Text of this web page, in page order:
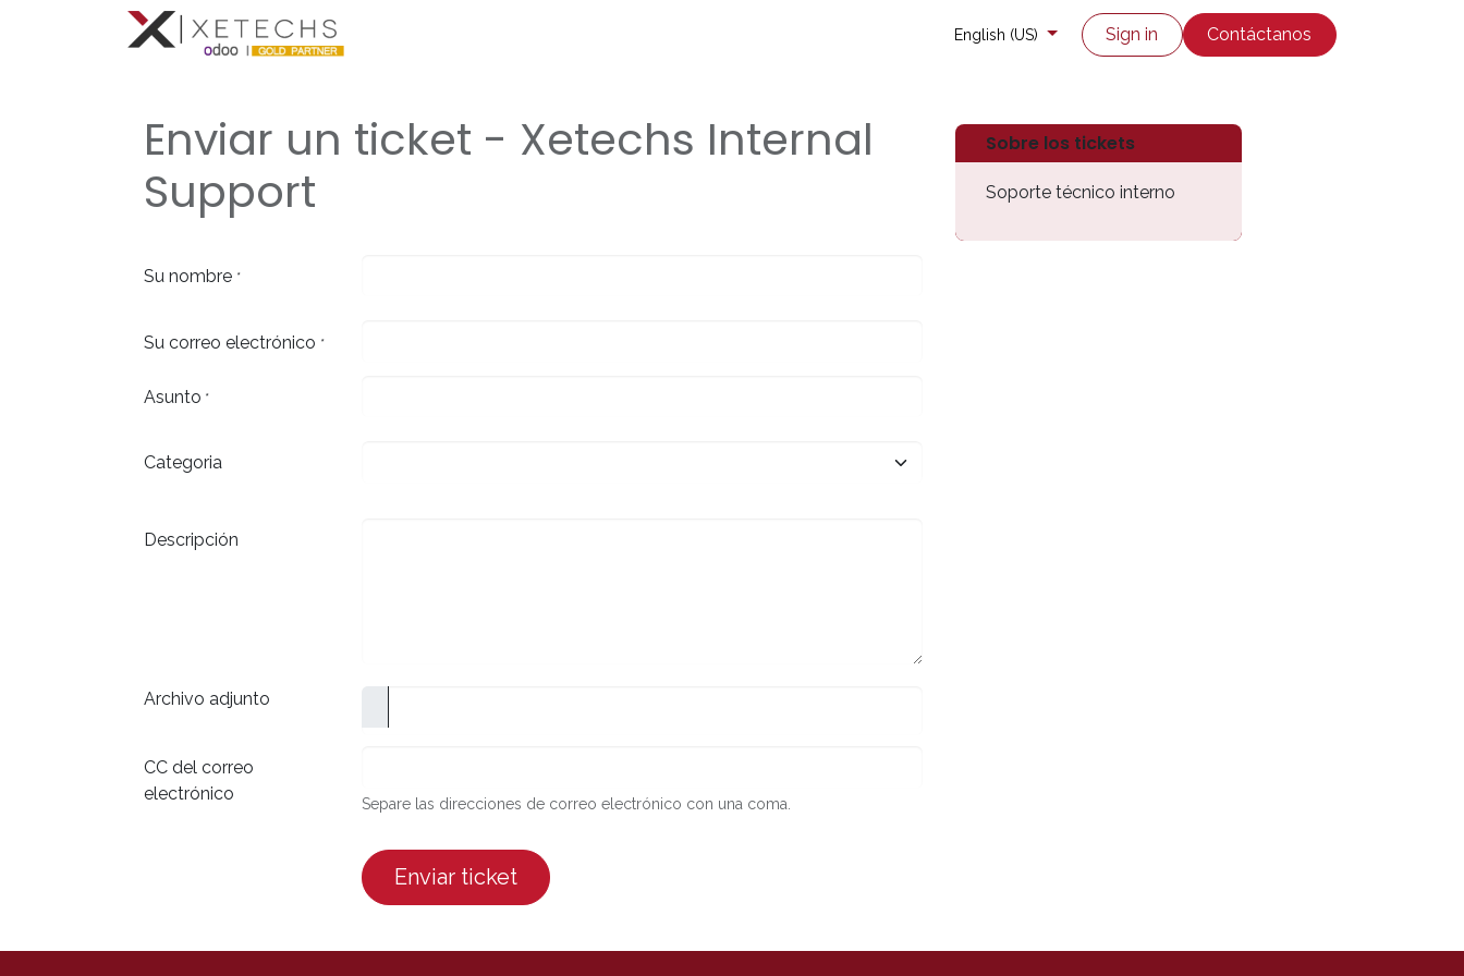
Soporte técnico Enviar un ticket
English (US) Sign in Contáctanos
Enviar un ticket - Xetechs Internal
Support
Su nombre *
Su correo electrónico *
Asunto *
Categoria
Descripción
Archivo adjunto
CC del correo
electrónico
Separe las direcciones de correo electrónico con una coma.
Enviar ticket
Sobre los tickets
Soporte técnico interno